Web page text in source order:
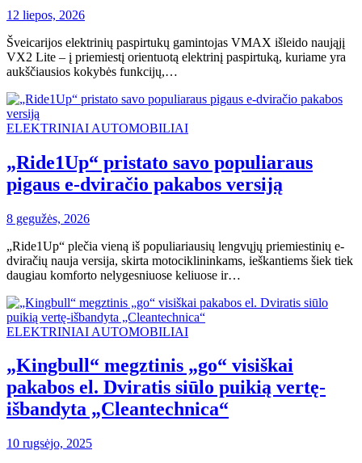
12 liepos, 2026
Šveicarijos elektrinių paspirtukų gamintojas VMAX išleido naująjį
VX2 Lite – į priemiestį orientuotą elektrinį paspirtuką, kuriame yra
aukščiausios kokybės funkcijų,…
ELEKTRINIAI AUTOMOBILIAI
„Ride1Up“ pristato savo populiaraus
pigaus e-dviračio pakabos versiją
8 gegužės, 2026
„Ride1Up“ plečia vieną iš populiariausių lengvųjų priemiestinių e-
dviračių nauja versija, skirta motociklininkams, ieškantiems šiek tiek
daugiau komforto nelygesniuose keliuose ir…
ELEKTRINIAI AUTOMOBILIAI
„Kingbull“ megztinis „go“ visiškai
pakabos el. Dviratis siūlo puikią vertę-
išbandyta „Cleantechnica“
10 rugsėjo, 2025